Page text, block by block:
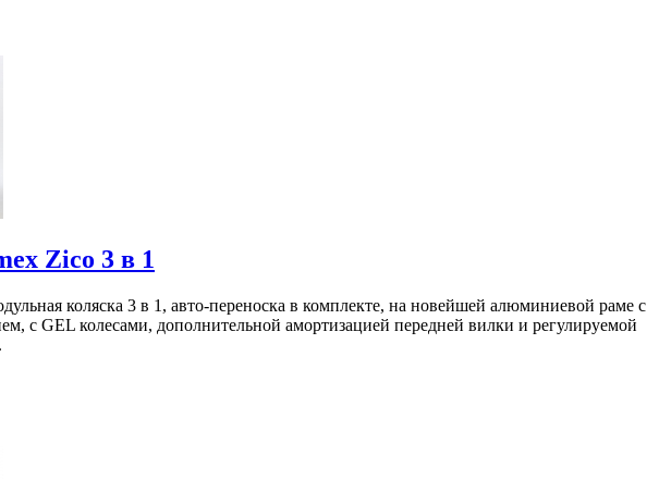
Zico 3 в 1
коляска 3 в 1, авто-переноска в комплекте, на новейшей алюминиевой раме с
с GEL колесами, дополнительной амортизацией передней вилки и регулируемой